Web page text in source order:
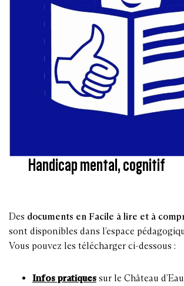
Handicap mental, cognitif
Des documents en Facile à lire et à
sont disponibles dans l’espace
Vous pouvez les télécharger ci-dessous :
Infos pratiques sur le Château d’Eau